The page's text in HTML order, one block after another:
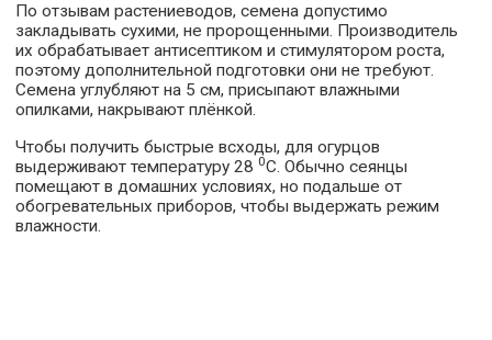
По отзывам растениеводов, семена допустимо
закладывать сухими, не пророщенными. Производитель
их обрабатывает антисептиком и стимулятором роста,
поэтому дополнительной подготовки они не требуют.
Семена углубляют на 5 см, присыпают влажными
опилками, накрывают плёнкой.
Чтобы получить быстрые всходы, для огурцов
выдерживают температуру 28 0С. Обычно сеянцы
помещают в домашних условиях, но подальше от
обогревательных приборов, чтобы выдержать режим
влажности.